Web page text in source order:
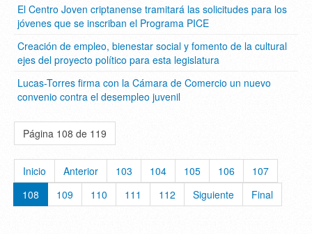
El Centro Joven criptanense tramitará las solicitudes para los
jóvenes que se inscriban el Programa PICE
Creación de empleo, bienestar social y fomento de la cultural
ejes del proyecto político para esta legislatura
Lucas-Torres firma con la Cámara de Comercio un nuevo
convenio contra el desempleo juvenil
Página 108 de 119
Inicio Anterior 103 104 105 106
107
108
109 110 111 112 Siguiente Final